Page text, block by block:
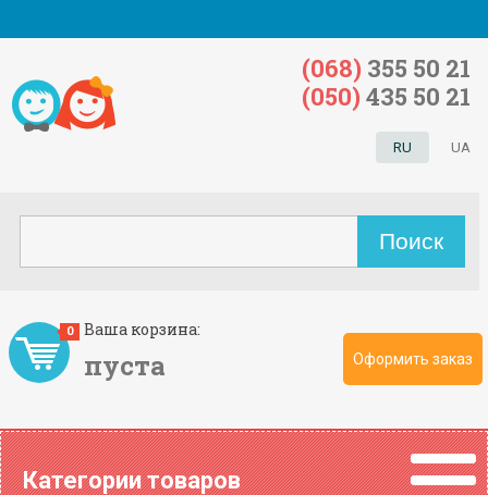
Ваша корзина:
пуста
0
Оформить заказ
RU UA
(068) 355 50 21
(050) 435 50 21
Категории товаров